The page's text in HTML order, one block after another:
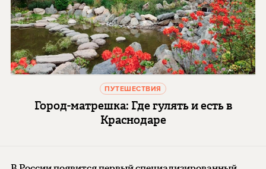
ПУТЕШЕСТВИЯ
Город-матрешка: Где гулять и есть в
Краснодаре